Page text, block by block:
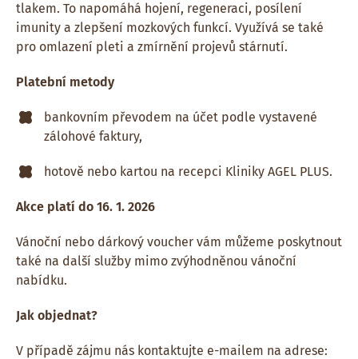
tlakem. To napomáhá hojení, regeneraci, posílení
imunity a zlepšení mozkových funkcí. Využívá se také
pro omlazení pleti a zmírnění projevů stárnutí.
Platební metody
bankovním převodem na účet podle vystavené
zálohové faktury,
hotově nebo kartou na recepci Kliniky AGEL PLUS.
Akce platí do 16. 1. 2026
Vánoční nebo dárkový voucher vám můžeme poskytnout
také na další služby mimo zvýhodněnou vánoční
nabídku.
Jak objednat?
V případě zájmu nás kontaktujte e-mailem na adrese: